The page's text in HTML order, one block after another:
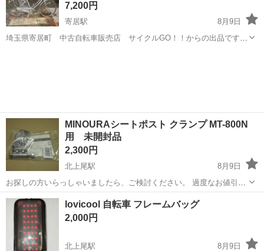
7,200円
寄居駅
8月9日
埼玉県寄居町 中古自転車販売店 サイクルGO！！からの出品です。
MINOURAシートポスト クランプ MT-800N
用 未開封品
2,300円
北上尾駅
8月9日
お探しの方いらっしゃいましたら、ご検討ください。 過度なお値引き
には応じられません。 画像のものが全てになります 【お値下げ交渉不
可】 MINOURAシートポスト クランプ MT-800N用 未開封品 仕様詳
細等...
埼玉 上尾市 北上尾駅 その他 MINOURA
lovicool 自転車 フレームバッグ
2,000円
北上尾駅
8月9日